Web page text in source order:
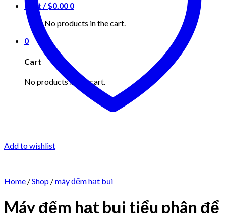
Cart /$0.00 0
No products in the cart.
0
Cart
No products in the cart.
Add to wishlist
Home /Shop /máy đếm hạt bụi
Máy đếm hạt bụi tiểu phân để